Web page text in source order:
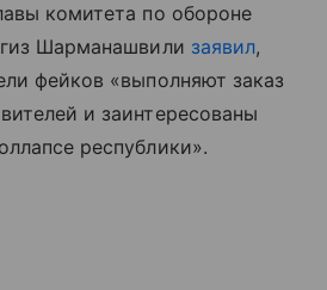
комитета по обороне
Шарманашвили заявил,
фейков «выполняют заказ
и заинтересованы
республики».